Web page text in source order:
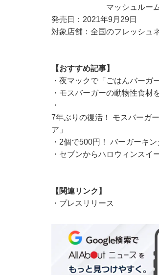
マッシュルームチー
発売日：2021年9月29日
対象店舗：全国のフレッシュ
【おすすめ記事】
・ 夜マックで「ごはんバーガ
・ モスバーガーの動物性食材
・
7年ぶりの復活！ モスバーガ
ア」
・ 2個で500円！ バーガーキ
・ セブンからハロウィンスイ
【関連リンク】
・ プレスリリース